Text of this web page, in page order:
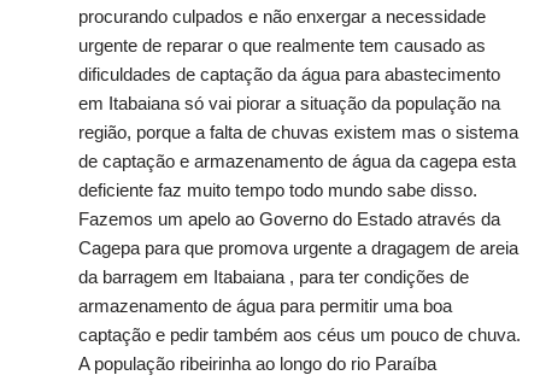
procurando culpados e não enxergar a necessidade
urgente de reparar o que realmente tem causado as
dificuldades de captação da água para abastecimento
em Itabaiana só vai piorar a situação da população na
região, porque a falta de chuvas existem mas o sistema
de captação e armazenamento de água da cagepa esta
deficiente faz muito tempo todo mundo sabe disso.
Fazemos um apelo ao Governo do Estado através da
Cagepa para que promova urgente a dragagem de areia
da barragem em Itabaiana , para ter condições de
armazenamento de água para permitir uma boa
captação e pedir também aos céus um pouco de chuva.
A população ribeirinha ao longo do rio Paraíba